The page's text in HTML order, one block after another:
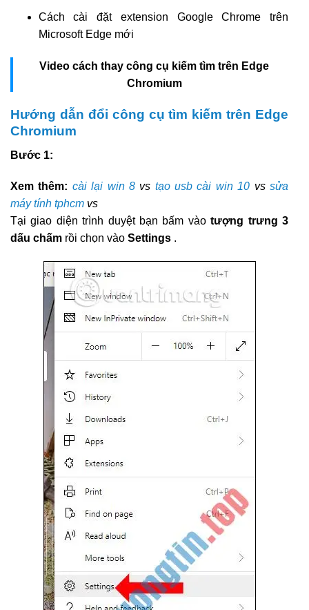
Cách cài đặt extension Google Chrome trên
Microsoft Edge mới
Video cách thay công cụ kiếm tìm trên Edge
Chromium
Hướng dẫn đổi công cụ tìm kiếm trên Edge
Chromium
Bước 1:
Xem thêm: cài lại win 8vs tạo usb cài win 10 vssửa
máy tính tphcm vs
Tại giao diện trình duyệt bạn bấm vàotượng trưng 3
dấu chấm rồi chọn vào Settings .